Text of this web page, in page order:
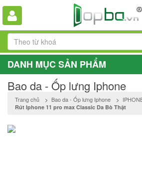
DANH MỤC SẢN PHẨM
Bao da - Ốp lưng Iphone
Trang chủ > Bao da - Ốp lưng Iphone >
Rút Iphone 11 pro max Classic Da Bò Thật